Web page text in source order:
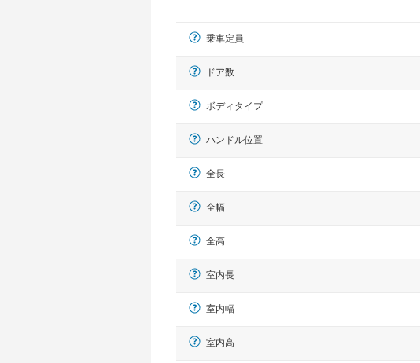
乗車定員
ドア数
ボディタイプ
ハンドル位置
全長
全幅
全高
室内長
室内幅
室内高